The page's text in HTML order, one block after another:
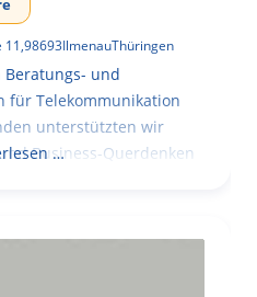
11,98693IlmenauThüringen
Beratungs- und
für Telekommunikation
unterstützten wir
Business-Querdenken
…